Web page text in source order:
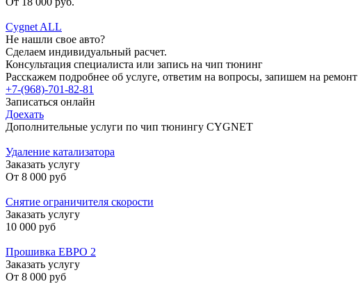
Cygnet ALL
Не нашли свое авто?
Сделаем индивидуальный расчет.
Консультация специалиста или запись на чип тюнинг
Расскажем подробнее об услуге, ответим на вопросы, запишем на ремонт
+7-(968)-701-82-81
Записаться онлайн
Доехать
Дополнительные услуги по чип тюнингу CYGNET
Удаление катализатора
Заказать услугу
От 8 000 руб
Снятие ограничителя скорости
Заказать услугу
10 000 руб
Прошивка ЕВРО 2
Заказать услугу
От 8 000 руб